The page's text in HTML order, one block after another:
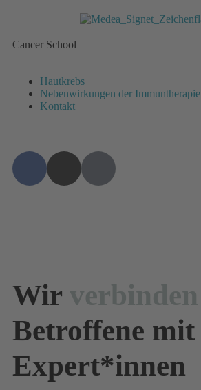
Cancer School
Hautkrebs
Nebenwirkungen der Immuntherapie
Kontakt
Wir verbinden
Betroffene mit
Expert*innen